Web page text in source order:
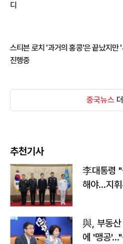
디
스티븐 로치 '과거의 홍콩'은 끝났지만
진행중
중국뉴스
추천기사
李대통령
해야…지
與, 부동산
에 '맹공